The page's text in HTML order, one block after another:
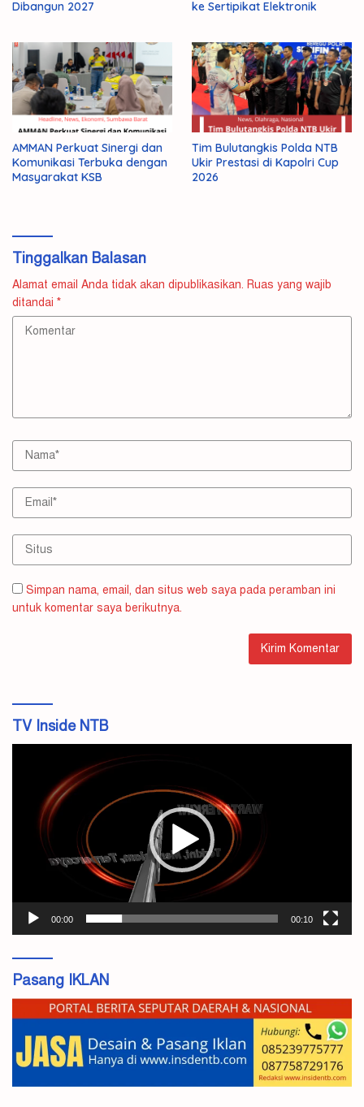
Dibangun 2027
ke Sertipikat Elektronik
AMMAN Perkuat Sinergi dan
Komunikasi Terbuka dengan
Masyarakat KSB
Tim Bulutangkis Polda NTB
Ukir Prestasi di Kapolri Cup
2026
Tinggalkan Balasan
Alamat email Anda tidak akan dipublikasikan. Ruas yang wajib
ditandai *
Simpan nama, email, dan situs web saya pada peramban ini
untuk komentar saya berikutnya.
TV Inside NTB
00:00 00:10
Pasang IKLAN